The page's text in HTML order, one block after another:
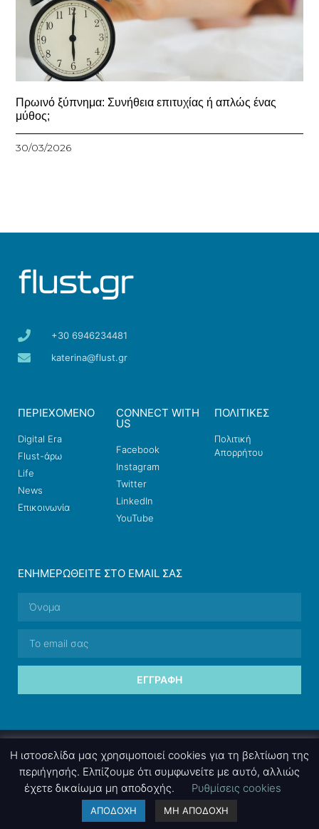
Πρωινό ξύπνημα: Συνήθεια επιτυχίας ή απλώς ένας
μύθος;
30/03/2026
+30 6946234481
katerina@flust.gr
ΠΕΡΙΕΧΟΜΕΝΟ
Digital Era
Flust-άρω
Life
News
Επικοινωνία
CONNECT WITH
US
Facebook
Instagram
Twitter
LinkedIn
YouTube
ΠΟΛΙΤΙΚΕΣ
Πολιτική
Απορρήτου
ΕΝΗΜΕΡΩΘΕΊΤΕ ΣΤΟ EMAIL ΣΑΣ
ΕΓΓΡΑΦΉ
nettings, ltd . Powered bymgk
Η ιστοσελίδα μας χρησιμοποιεί cookies για τη βελτίωση της
περιήγησής. Ελπίζουμε ότι συμφωνείτε με αυτό, αλλιώς
έχετε δικαίωμα μη αποδοχής.
Ρυθμίσεις cookies
ΑΠΟΔΟΧΗ ΜΗ ΑΠΟΔΟΧΗ